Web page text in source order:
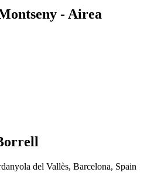
- Airea
del Vallès, Barcelona, Spain